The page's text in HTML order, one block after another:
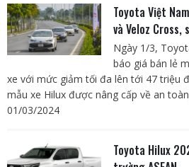
Toyota Việt
và Veloz
Ngày 1/3,
báo giá bán lẻ
xe với mức giảm tối đa lên tới 47 triệu
mẫu xe Hilux được nâng cấp về an
01/03/2024
Toyota Hilux